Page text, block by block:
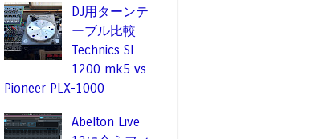
DJ用ターンテ
ーブル比較
Technics SL-
1200 mk5 vs
Pioneer PLX-1000
Abelton Live